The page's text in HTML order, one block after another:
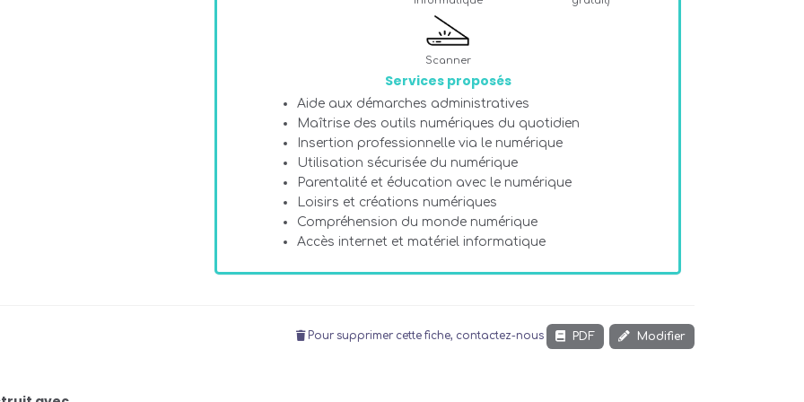
Scanner
Services proposés
Aide aux démarches administratives
Maîtrise des outils numériques du quotidien
Insertion professionnelle via le numérique
Utilisation sécurisée du numérique
Parentalité et éducation avec le numérique
Loisirs et créations numériques
Compréhension du monde numérique
Accès internet et matériel informatique
Pour supprimer cette fiche, contactez-nous PDF Modifier